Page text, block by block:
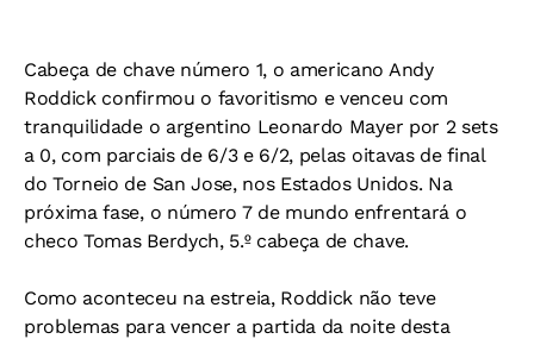
Cabeça de chave número 1, o americano Andy
Roddick confirmou o favoritismo e venceu com
tranquilidade o argentino Leonardo Mayer por 2 sets
a 0, com parciais de 6/3 e 6/2, pelas oitavas de final
do Torneio de San Jose, nos Estados Unidos. Na
próxima fase, o número 7 de mundo enfrentará o
checo Tomas Berdych, 5.º cabeça de chave.
Como aconteceu na estreia, Roddick não teve
problemas para vencer a partida da noite desta